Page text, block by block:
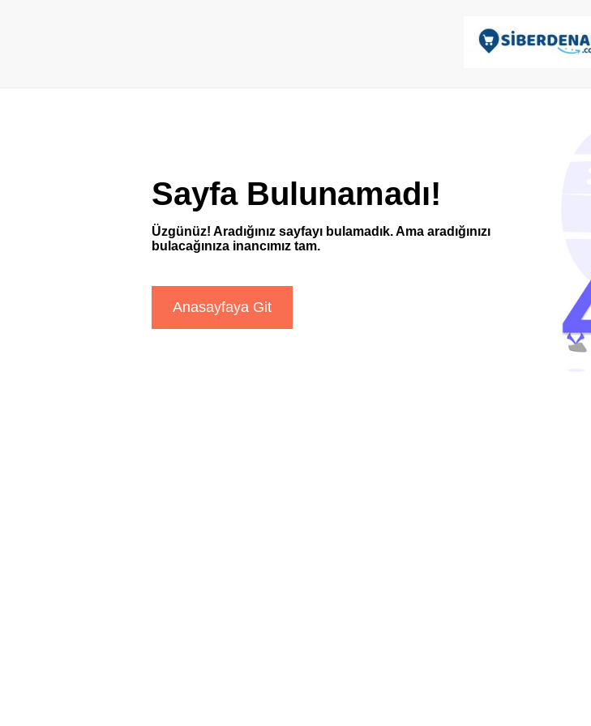
Sayfa Bulunamadı!
Üzgünüz! Aradığınız sayfayı bulamadık. Ama aradığınızı
bulacağınıza inancımız tam.
Anasayfaya Git